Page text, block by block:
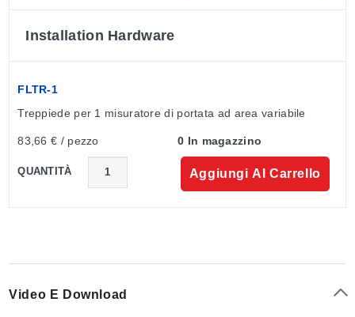
FL-3063SA
*La portata minima è il 10% della portata massima
Installation Hardware
FLTR-1
Treppiede per 1 misuratore di portata ad area variabile
83,66 € / pezzo 0 In magazzino
QUANTITÀ Aggiungi Al Carrello
Video E Download